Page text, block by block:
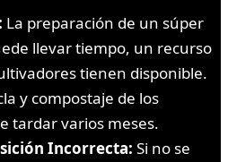
La preparación de un súper
llevar tiempo, un recurso
tienen disponible.
y compostaje de los
tardar varios meses.
Incorrecta: Si no se